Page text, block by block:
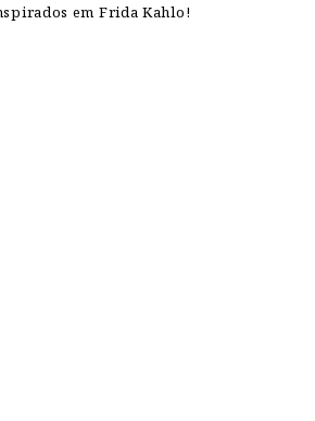
em Frida Kahlo!